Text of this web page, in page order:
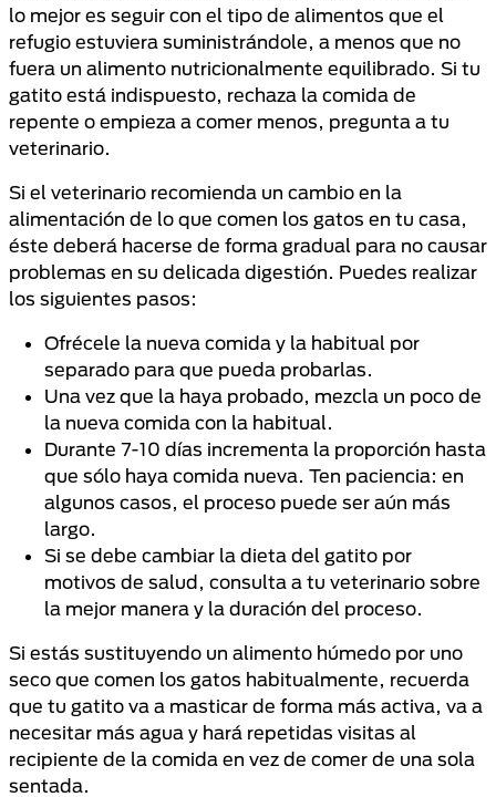
lo mejor es seguir con el tipo de alimentos que el
refugio estuviera suministrándole, a menos que no
fuera un alimento nutricionalmente equilibrado. Si tu
gatito está indispuesto, rechaza la comida de
repente o empieza a comer menos, pregunta a tu
veterinario.
Si el veterinario recomienda un cambio en la
alimentación de lo que comen los gatos en tu casa,
éste deberá hacerse de forma gradual para no causar
problemas en su delicada digestión. Puedes realizar
los siguientes pasos:
Ofrécele la nueva comida y la habitual por
separado para que pueda probarlas.
Una vez que la haya probado, mezcla un poco de
la nueva comida con la habitual.
Durante 7-10 días incrementa la proporción hasta
que sólo haya comida nueva. Ten paciencia: en
algunos casos, el proceso puede ser aún más
largo.
Si se debe cambiar la dieta del gatito por
motivos de salud, consulta a tu veterinario sobre
la mejor manera y la duración del proceso.
Si estás sustituyendo un alimento húmedo por uno
seco que comen los gatos habitualmente, recuerda
que tu gatito va a masticar de forma más activa, va a
necesitar más agua y hará repetidas visitas al
recipiente de la comida en vez de comer de una sola
sentada.